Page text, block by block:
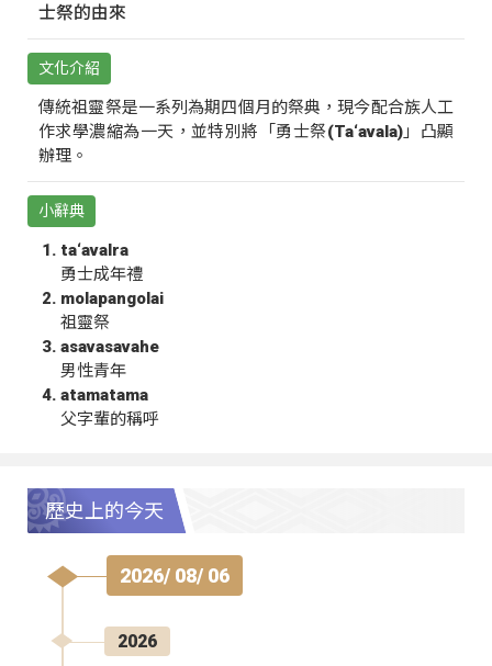
士祭的由來
文化介紹
傳統祖靈祭是一系列為期四個月的祭典，現今配合族人工
作求學濃縮為一天，並特別將「勇士祭(Ta‘avala)」凸顯
辦理。
小辭典
ta‘avalra
勇士成年禮
molapangolai
祖靈祭
asavasavahe
男性青年
atamatama
父字輩的稱呼
歷史上的今天
2026/ 08/ 06
2026